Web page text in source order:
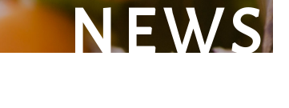
NEWS